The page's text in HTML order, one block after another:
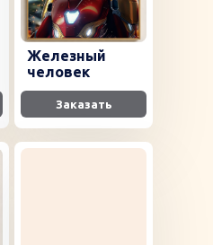
Железный
человек
Заказать